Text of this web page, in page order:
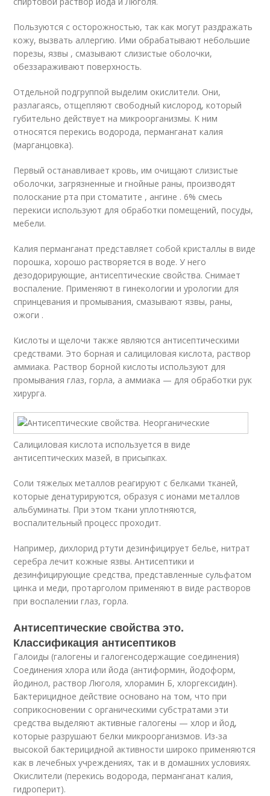
Пользуются с осторожностью, так как могут раздражать
кожу, вызвать аллергию. Ими обрабатывают небольшие
порезы, язвы , смазывают слизистые оболочки,
обеззараживают поверхность.
Отдельной подгруппой выделим окислители. Они,
разлагаясь, отщепляют свободный кислород, который
губительно действует на микроорганизмы. К ним
относятся перекись водорода, перманганат калия
(марганцовка).
Первый останавливает кровь, им очищают слизистые
оболочки, загрязненные и гнойные раны, производят
полоскание рта при стоматите , ангине . 6% смесь
перекиси используют для обработки помещений, посуды,
мебели.
Калия перманганат представляет собой кристаллы в виде
порошка, хорошо растворяется в воде. У него
дезодорирующие, антисептические свойства. Снимает
воспаление. Применяют в гинекологии и урологии для
спринцевания и промывания, смазывают язвы, раны,
ожоги .
Кислоты и щелочи также являются антисептическими
средствами. Это борная и салициловая кислота, раствор
аммиака. Раствор борной кислоты используют для
промывания глаз, горла, а аммиака — для обработки рук
хирурга.
Салициловая кислота используется в виде
антисептических мазей, в присыпках.
Соли тяжелых металлов реагируют с белками тканей,
которые денатурируются, образуя с ионами металлов
альбуминаты. При этом ткани уплотняются,
воспалительный процесс проходит.
Например, дихлорид ртути дезинфицирует белье, нитрат
серебра лечит кожные язвы. Антисептики и
дезинфицирующие средства, представленные сульфатом
цинка и меди, протарголом применяют в виде растворов
при воспалении глаз, горла.
Антисептические свойства это.
Классификация антисептиков
Галоиды (галогены и галогенсодержащие соединения)
Соединения хлора или йода (антиформин, йодоформ,
йодинол, раствор Люголя, хлорамин Б, хлоргексидин).
Бактерицидное действие основано на том, что при
соприкосновении с органическими субстратами эти
средства выделяют активные галогены — хлор и йод,
которые разрушают белки микроорганизмов. Из-за
высокой бактерицидной активности широко применяются
как в лечебных учреждениях, так и в домашних условиях.
Окислители (перекись водорода, перманганат калия,
гидроперит).